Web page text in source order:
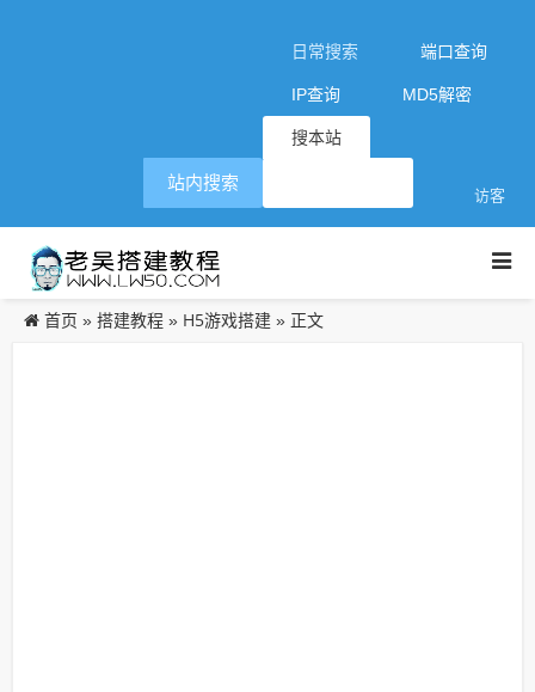
日常搜索 端口查询
IP查询 MD5解密
搜本站
访客
站内搜索
首页 » 搭建教程 » H5游戏搭建 » 正文